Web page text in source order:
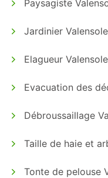
Paysagiste
Jardinier Valensole
Elagueur Valensole
Evacuation des
Débroussaillage
Taille de haie et
Tonte de pelouse